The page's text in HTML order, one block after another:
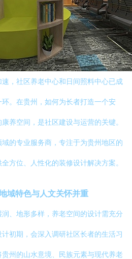
，社区养老中心和日间照料中心已成
。在贵州，如何为长者打造一个安
养空间，是社区建设与运营的关键。
的专业服务商，专注于为贵州地区的
方位、人性化的装修设计解决方案。
域特色与人文关怀并重
、地形多样，养老空间的设计需充分
初期，会深入调研社区长者的生活习
州的山水意境、民族元素与现代养老